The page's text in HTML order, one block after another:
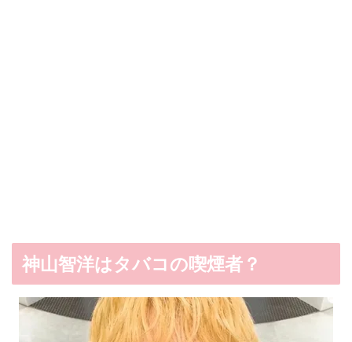
神山智洋はタバコの喫煙者？